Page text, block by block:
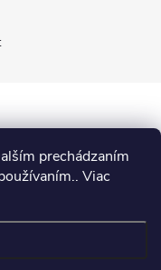
prechádzaním
Viac